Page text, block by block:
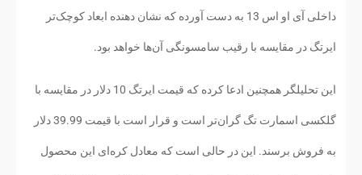
داخلی آی او اس 13 به دست آورده که نشان دهنده ابعاد کوچک‌تر
ایرتگ در مقایسه با رقیب سامسونگی آن‌ها خواهد بود.
این تحلیلگر همچنین ادعا کرده که قیمت ایرتگ 10 دلار در مقایسه با
گلکسی اسمارت تگ گران‌تر است و قرار است با قیمت 39.99 دلار
به فروش برسند. این در حالی است که معادل کره‌ای این محصول